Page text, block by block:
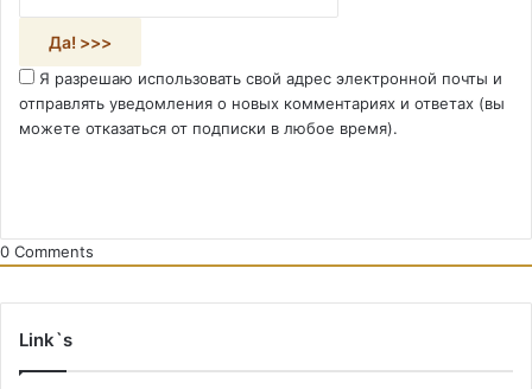
Я разрешаю использовать свой адрес электронной почты и
отправлять уведомления о новых комментариях и ответах (вы
можете отказаться от подписки в любое время).
0 Comments
Link`s